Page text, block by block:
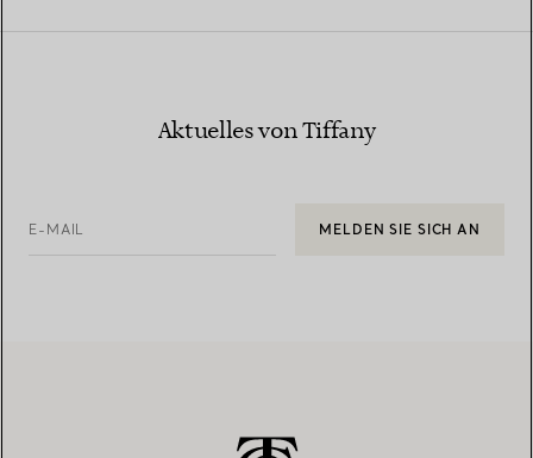
Aktuelles von Tiffany
E-MAIL MELDEN SIE SICH AN